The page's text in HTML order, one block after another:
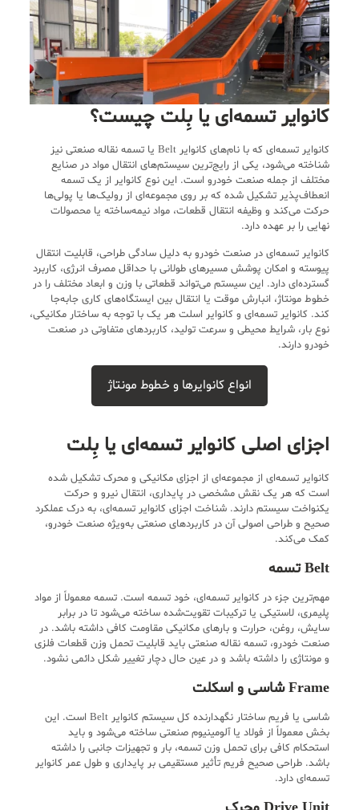
کانوایر تسمه‌ای یا بِلت چیست؟
کانوایر تسمه‌ای که با نام‌های کانوایر Belt یا تسمه نقاله صنعتی نیز
شناخته می‌شود، یکی از رایج‌ترین سیستم‌های انتقال مواد در صنایع
مختلف از جمله صنعت خودرو است. این نوع کانوایر از یک تسمه
انعطاف‌پذیر تشکیل شده که بر روی مجموعه‌ای از رولیک‌ها یا پولی‌ها
حرکت می‌کند و وظیفه انتقال قطعات، مواد نیمه‌ساخته یا محصولات
نهایی را بر عهده دارد.
کانوایر تسمه‌ای در صنعت خودرو به دلیل سادگی طراحی، قابلیت انتقال
پیوسته و امکان پوشش مسیرهای طولانی با حداقل مصرف انرژی، کاربرد
گسترده‌ای دارد. این سیستم می‌تواند قطعاتی با وزن و ابعاد مختلف را در
خطوط مونتاژ، انبارش موقت یا انتقال بین ایستگاه‌های کاری جابه‌جا
کند. کانوایر تسمه‌ای و کانوایر اسلت هر یک با توجه به ساختار مکانیکی،
نوع بار، شرایط محیطی و سرعت تولید، کاربردهای متفاوتی در صنعت
خودرو دارند.
انواع کانوایرها و خطوط مونتاژ
اجزای اصلی کانوایر تسمه‌ای یا بِلت
کانوایر تسمه‌ای از مجموعه‌ای از اجزای مکانیکی و محرک تشکیل شده
است که هر یک نقش مشخصی در پایداری، انتقال نیرو و حرکت
یکنواخت سیستم دارند. شناخت اجزای کانوایر تسمه‌ای، به درک عملکرد
صحیح و طراحی اصولی آن در کاربردهای صنعتی به‌ویژه صنعت خودرو،
کمک می‌کند.
Belt تسمه
مهم‌ترین جزء در کانوایر تسمه‌ای، خود تسمه است. تسمه معمولاً از مواد
پلیمری، لاستیکی یا ترکیبات تقویت‌شده ساخته می‌شود تا در برابر
سایش، روغن، حرارت و بارهای مکانیکی مقاومت کافی داشته باشد. در
صنعت خودرو، تسمه نقاله صنعتی باید قابلیت تحمل وزن قطعات فلزی
و مونتاژی را داشته باشد و در عین حال دچار تغییر شکل دائمی نشود.
Frame شاسی و اسکلت
شاسی یا فریم ساختار نگهدارنده کل سیستم کانوایر Belt است. این
بخش معمولاً از فولاد یا آلومینیوم صنعتی ساخته می‌شود و باید
استحکام کافی برای تحمل وزن تسمه، بار و تجهیزات جانبی را داشته
باشد. طراحی صحیح فریم تأثیر مستقیمی بر پایداری و طول عمر کانوایر
تسمه‌ای دارد.